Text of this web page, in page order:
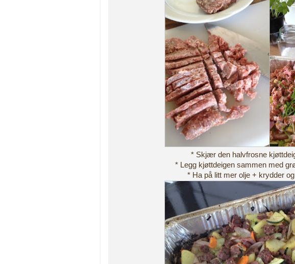
* Skjær den halvfrosne
* Legg kjøttdeigen sammen med
* Ha på litt mer olje + krydder